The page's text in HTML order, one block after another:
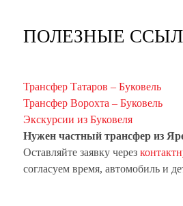
ПОЛЕЗНЫЕ
Трансфер Татаров – Буковель
Трансфер Ворохта – Буковель
Экскурсии из Буковеля
Нужен частный трансфер из
Оставляйте заявку через
согласуем время, автомобиль и